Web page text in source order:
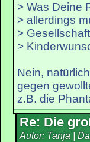
> Was Deine
> allerdings
>
>
Nein,
gegen
z.B. die
Re: Die
Autor: Tanja |